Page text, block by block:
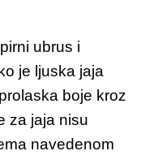
ubrus i
je ljuska jaja
boje kroz
za jaja nisu
navedenom